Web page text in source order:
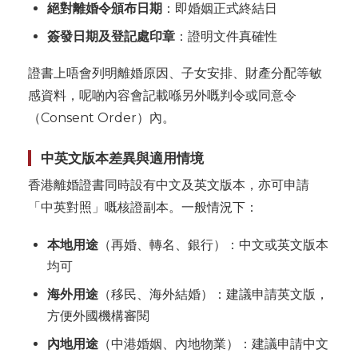
絕對離婚令頒布日期 ：即婚姻正式終結日
簽發日期及登記處印章 ：證明文件真確性
證書上唔會列明離婚原因、子女安排、財產分配等敏
感資料，呢啲內容會記載喺另外嘅判令或同意令
（Consent Order）內。
中英文版本差異與適用情境
香港離婚證書同時設有中文及英文版本，亦可申請
「中英對照」嘅核證副本。一般情況下：
本地用途 （再婚、轉名、銀行）：中文或英文版本
均可
海外用途 （移民、海外結婚）：建議申請英文版，
方便外國機構審閱
內地用途 （中港婚姻、內地物業）：建議申請中文